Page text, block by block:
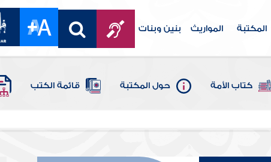
المكتبة المواريث بنين وبنات
كتاب الأمة حول المكتبة قائمة الكتب